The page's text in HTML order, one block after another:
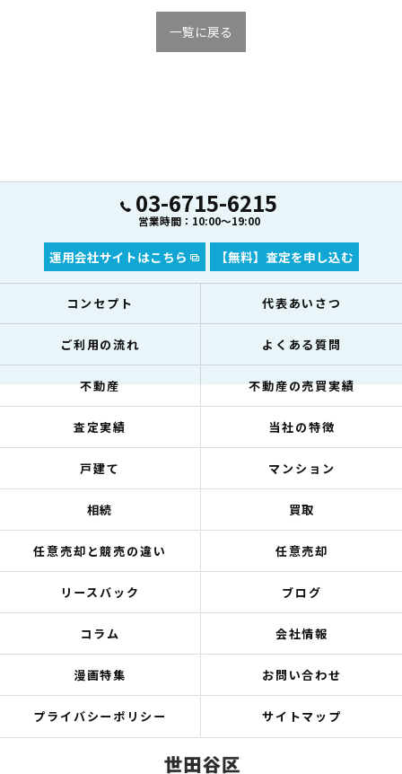
一覧に戻る
03-6715-6215
営業時間：10:00～19:00
運用会社サイトはこちら 【無料】査定を申し込む
コンセプト 代表あいさつ
ご利用の流れ よくある質問
不動産 不動産の売買実績
査定実績 当社の特徴
戸建て マンション
相続 買取
任意売却と競売の違い 任意売却
リースバック ブログ
コラム 会社情報
漫画特集 お問い合わせ
プライバシーポリシー サイトマップ